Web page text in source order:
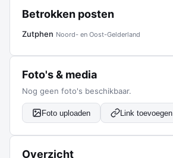
Betrokken posten
Zutphen Noord- en Oost-Gelderland
Foto's & media
Nog geen foto's beschikbaar.
Foto uploaden Link toevoegen
Overzicht